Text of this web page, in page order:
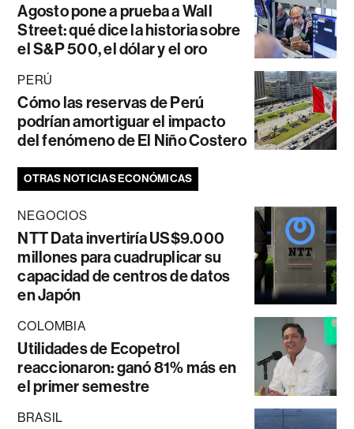
Agosto pone a prueba a Wall
Street: qué dice la historia sobre
el S&P 500, el dólar y el oro
PERÚ
Cómo las reservas de Perú
podrían amortiguar el impacto
del fenómeno de El Niño Costero
OTRAS NOTICIAS ECONÓMICAS
NEGOCIOS
NTT Data invertiría US$9.000
millones para cuadruplicar su
capacidad de centros de datos
en Japón
COLOMBIA
Utilidades de Ecopetrol
reaccionaron: ganó 81% más en
el primer semestre
BRASIL